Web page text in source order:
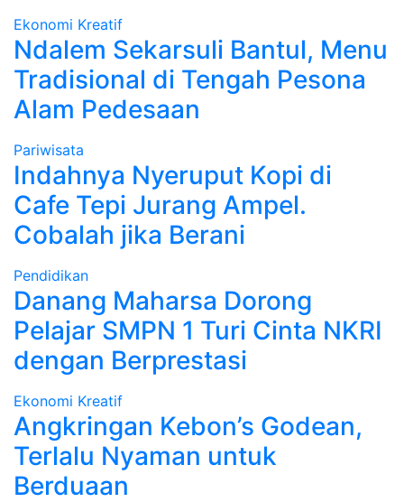
Ekonomi Kreatif
Ndalem Sekarsuli Bantul, Menu
Tradisional di Tengah Pesona
Alam Pedesaan
Pariwisata
Indahnya Nyeruput Kopi di
Cafe Tepi Jurang Ampel.
Cobalah jika Berani
Pendidikan
Danang Maharsa Dorong
Pelajar SMPN 1 Turi Cinta NKRI
dengan Berprestasi
Ekonomi Kreatif
Angkringan Kebon’s Godean,
Terlalu Nyaman untuk
Berduaan